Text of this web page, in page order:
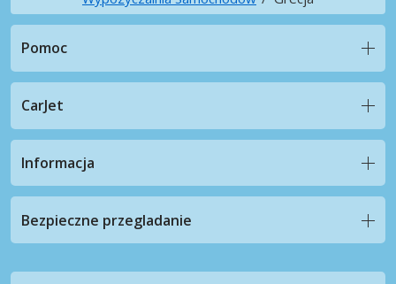
Pomoc
CarJet
Informacja
Bezpieczne przegladanie